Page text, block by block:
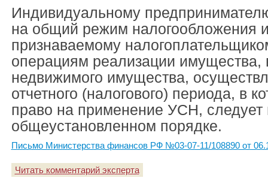
Индивидуальному
на общий режим налогообложения
признаваемому
операциям реализации имущества,
недвижимого имущества,
отчетного (налогового) периода, в
право на применение УСН,
общеустановленном порядке.
Письмо Министерства финансов РФ №03-07-11/108890 от
Читать комментарий эксперта